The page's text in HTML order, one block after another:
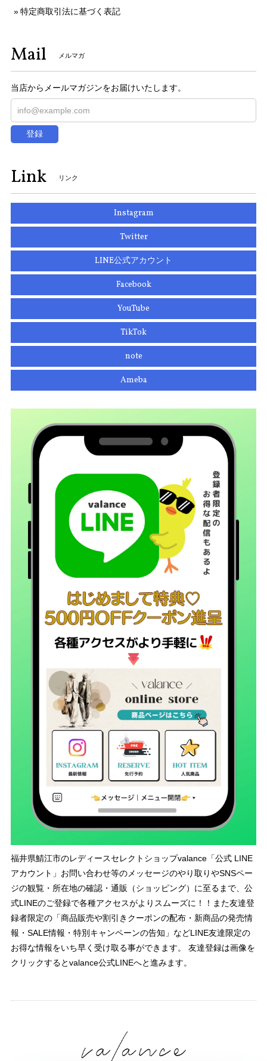
特定商取引法に基づく表記
Mail メルマガ
当店からメールマガジンをお届けいたします。
登録
Link リンク
Instagram
Twitter
LINE公式アカウント
Facebook
YouTube
TikTok
note
Ameba
福井県鯖江市のレディースセレクトショップvalance「公式 LINE
アカウント」お問い合わせ等のメッセージのやり取りやSNSペー
ジの観覧・所在地の確認・通販（ショッピング）に至るまで、公
式LINEのご登録で各種アクセスがよりスムーズに！！また友達登
録者限定の「商品販売や割引きクーポンの配布・新商品の発売情
報・SALE情報・特別キャンペーンの告知」などLINE友達限定の
お得な情報をいち早く受け取る事ができます。 友達登録は画像を
クリックするとvalance公式LINEへと進みます。